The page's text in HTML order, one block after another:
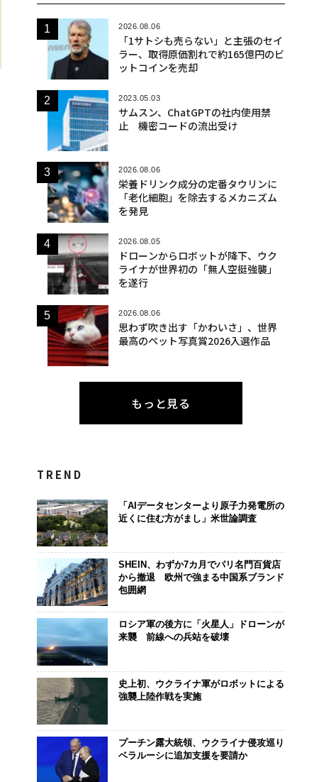
2026.08.06
「1サトシも売らない」と主張のセイ
ラー、取得原価割れで約165億円のビ
ットコインを売却
2023.05.03
サムスン、ChatGPTの社内使用禁
止 機密コードの流出受け
2026.08.06
栄養ドリンク成分の定番タウリンに
「老化細胞」を除去するメカニズム
を発見
2026.08.05
ドローンからロボットが降下、ウク
ライナが世界初の「無人空挺強襲」
を遂行
2026.08.06
思わず吹き出す「かわいさ」、世界
最高のペット写真賞2026入選作品
もっと見る
TREND
「AIデータセンターより原子力発電所の
近くに住む方がまし」米世論調査
SHEIN、わずか7カ月でパリ名門百貨店
から撤退 欧州で強まる中国系ブランド
包囲網
ロシア軍の後方に「火星人」ドローンが
来襲 前線への兵站を破壊
史上初、ウクライナ軍がロボットによる
強襲上陸作戦を実施
プーチン露大統領、ウクライナ侵攻巡り
ベラルーシに追加支援を要請か